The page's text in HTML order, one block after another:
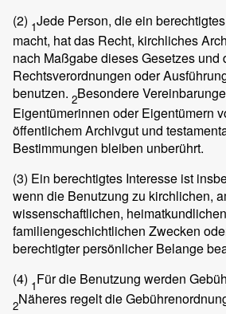
(2) 1Jede Person, die ein
macht, hat das Recht, kirchliches
nach Maßgabe dieses Gesetzes und
Rechtsverordnungen oder
benutzen. 2Besondere
Eigentümerinnen oder Eigentümern
öffentlichem Archivgut und
Bestimmungen bleiben unberührt.
(3) Ein berechtigtes Interesse ist
wenn die Benutzung zu kirchlichen,
wissenschaftlichen,
familiengeschichtlichen Zwecken
berechtigter persönlicher Belange
(4) 1Für die Benutzung werden
2Näheres regelt die